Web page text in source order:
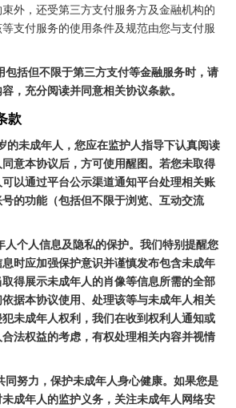
外，还受第三方支付服务方及金融机构的
支付服务的使用条件及规范由您与支付服
包括但不限于第三方支付等金融服务时，请
，充分阅读并同意相关协议条款。
款
的未成年人，您应在监护人指导下认真阅读
意本协议后，方可使用醒图。若您未取得
以通过平台公示渠道通知平台处理相关账
的功能（包括但不限于浏览、互动交流
人个人信息及隐私的保护。我们特别提醒您
时应加强保护意识并谨慎发布包含未成年
得展示未成年人的肖像等信息所需的全部
据本协议使用、处理该等与未成年人相关
未成年人权利，我们在收到权利人通知或
法权益的考虑，有权处理相关内容并视情
同努力，保护未成年人身心健康。如果您是
成年人的监护义务，关注未成年人网络安